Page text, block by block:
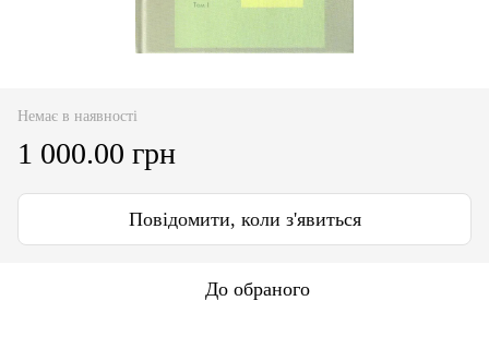
Немає в наявності
1 000.00 грн
Повідомити, коли з'явиться
До обраного